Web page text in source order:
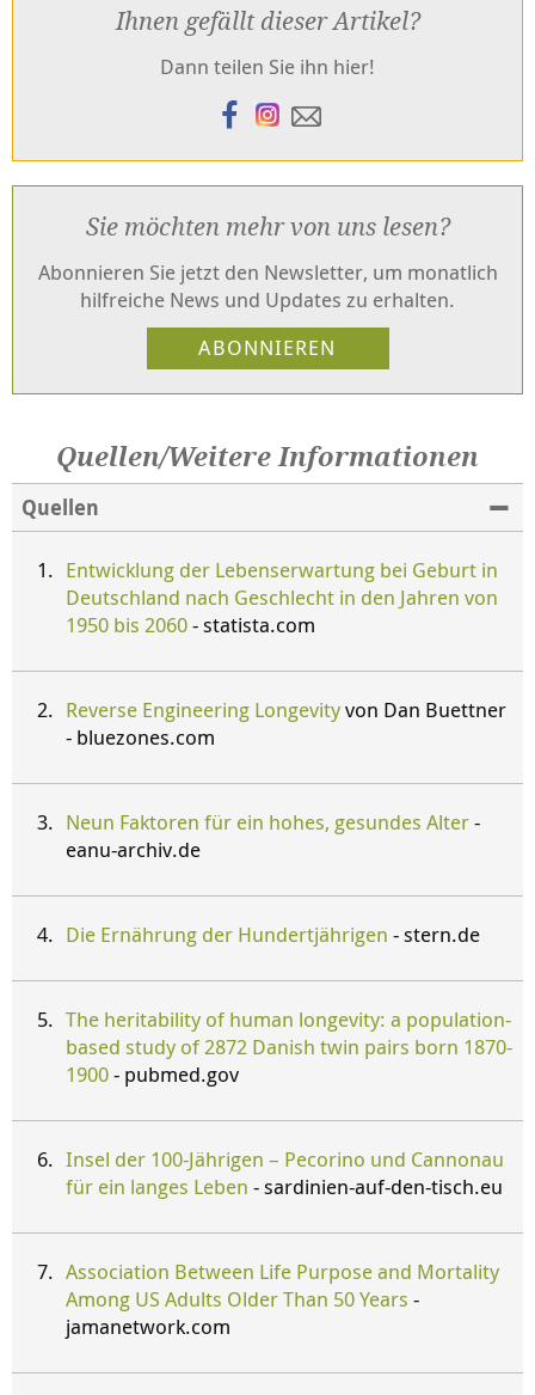
Ihnen gefällt dieser Artikel?
Dann teilen Sie ihn hier!
Sie möchten mehr von uns lesen?
Abonnieren Sie jetzt den Newsletter, um monatlich
hilfreiche News und Updates zu erhalten.
Quellen/Weitere Informationen
Quellen
Entwicklung der Lebenserwartung bei Geburt in
Deutschland nach Geschlecht in den Jahren von
1950 bis 2060- statista.com
Reverse Engineering Longevityvon Dan Buettner
- bluezones.com
Neun Faktoren für ein hohes, gesundes Alter-
eanu-archiv.de
Die Ernährung der Hundertjährigen - stern.de
The heritability of human longevity: a population-
based study of 2872 Danish twin pairs born 1870-
1900- pubmed.gov
Insel der 100-Jährigen – Pecorino und Cannonau
für ein langes Leben - sardinien-auf-den-tisch.eu
Association Between Life Purpose and Mortality
Among US Adults Older Than 50 Years -
jamanetwork.com